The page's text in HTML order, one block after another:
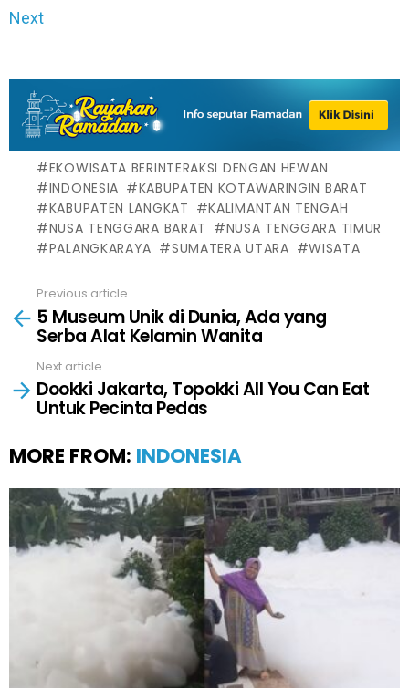
Next
EKOWISATA BERINTERAKSI DENGAN HEWAN
INDONESIA
KABUPATEN KOTAWARINGIN BARAT
KABUPATEN LANGKAT
KALIMANTAN TENGAH
NUSA TENGGARA BARAT
NUSA TENGGARA TIMUR
PALANGKARAYA
SUMATERA UTARA WISATA
more
Previous article
5 Museum Unik di Dunia, Ada yang
Serba Alat Kelamin Wanita
Next article
Dookki Jakarta, Topokki All You Can Eat
Untuk Pecinta Pedas
MORE FROM: INDONESIA